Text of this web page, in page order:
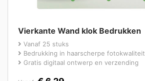
Vierkante Wand klok Bedrukken
Vanaf 25 stuks
Bedrukking in haarscherpe fotokwaliteit
Gratis digitaal ontwerp en verzending